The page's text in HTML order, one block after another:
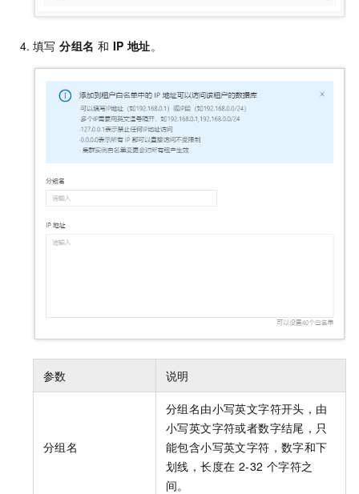
填写分组名 和 IP 地址。
参数 说明
分组名
分组名由小写英文字符开头，由
小写英文字符或者数字结尾，只
能包含小写英文字符，数字和下
划线，长度在 2-32 个字符之
间。